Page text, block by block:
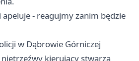
- reagujmy zanim będzie
w Dąbrowie Górniczej
kierujący stwarza